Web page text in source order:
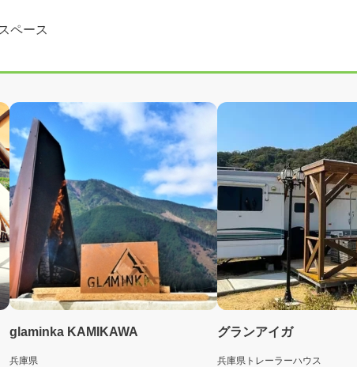
ペース
glaminka KAMIKAWA
兵庫県
グランアイガ
兵庫県 トレーラーハウス